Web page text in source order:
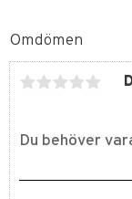
Omdömen